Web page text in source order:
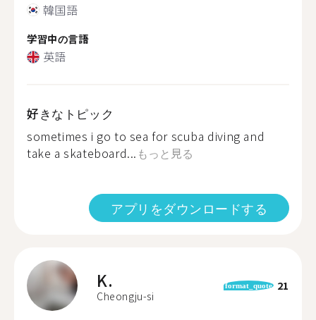
韓国語
学習中の言語
英語
好きなトピック
sometimes i go to sea for scuba diving and
take a skateboard... もっと見る
アプリをダウンロードする
K.
Cheongju-si
format_quote 21